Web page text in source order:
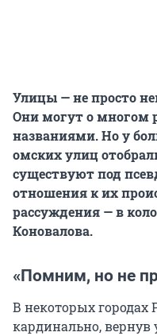
Улицы — не просто
Они могут о многом
названиями. Но у
омских улиц
существуют под
отношения к их
рассуждения — в
Коновалова.
«Помним, но не
В некоторых
кардинально, вернув